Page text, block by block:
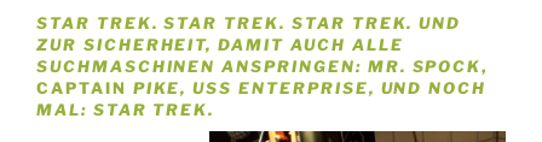
STAR TREK. STAR TREK. STAR TREK. UND
ZUR SICHERHEIT, DAMIT AUCH ALLE
SUCHMASCHINEN ANSPRINGEN: MR. SPOCK,
CAPTAIN PIKE, USS ENTERPRISE, UND NOCH
MAL: STAR TREK.